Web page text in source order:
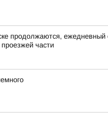
продолжаются, ежедневный
части